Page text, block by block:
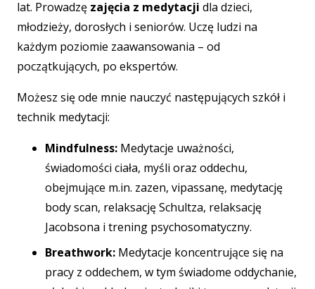
lat. Prowadzę zajęcia z medytacji dla dzieci,
młodzieży, dorosłych i seniorów. Uczę ludzi na
każdym poziomie zaawansowania – od
początkujących, po ekspertów.
Możesz się ode mnie nauczyć następujących szkół i
technik medytacji:
Mindfulness: Medytacje uważności,
świadomości ciała, myśli oraz oddechu,
obejmujące m.in. zazen, vipassanę, medytację
body scan, relaksację Schultza, relaksację
Jacobsona i trening psychosomatyczny.
Breathwork: Medytacje koncentrujące się na
pracy z oddechem, w tym świadome oddychanie,